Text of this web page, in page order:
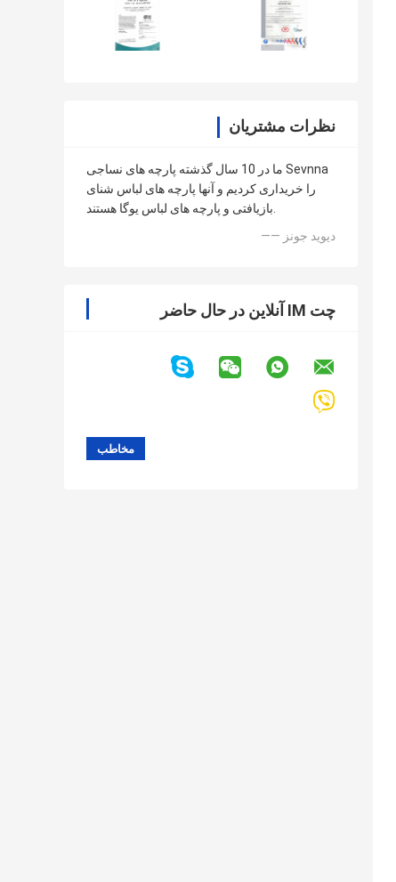
نظرات مشتریان
ما در 10 سال گذشته پارچه های نساجی Sevnna
را خریداری کردیم و آنها پارچه های لباس شنای
بازیافتی و پارچه های لباس یوگا هستند.
—— دیوید جونز
چت IM آنلاین در حال حاضر